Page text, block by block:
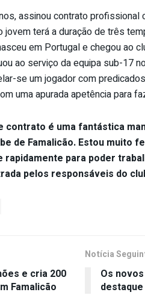
assinou contrato
jovem terá a duração de três
em Portugal e chegou ao
ao serviço da equipa sub-17
se um jogador com
uma apurada apetência para
contrato é uma fantástica
de Famalicão. Estou muito
rapidamente para poder
pelos responsáveis do
e cria 200
Famalicão
Notícia
Os
destaque